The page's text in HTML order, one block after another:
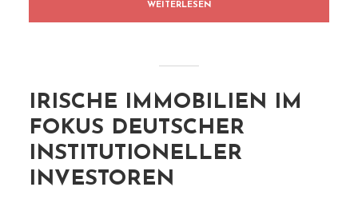
WEITERLESEN
IRISCHE IMMOBILIEN IM
FOKUS DEUTSCHER
INSTITUTIONELLER
INVESTOREN